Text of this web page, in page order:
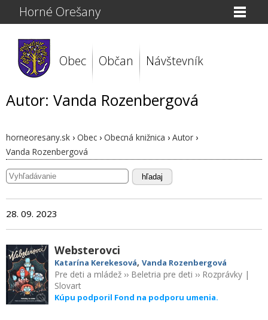
Horné Orešany
Obec Občan Návštevník
Autor: Vanda Rozenbergová
horneoresany.sk › Obec › Obecná knižnica › Autor ›
Vanda Rozenbergová
hľadaj
28. 09. 2023
Websterovci
Katarína Kerekesová, Vanda Rozenbergová
Pre deti a mládež›› Beletria pre deti ›› Rozprávky|
Slovart
Kúpu podporil Fond na podporu umenia.